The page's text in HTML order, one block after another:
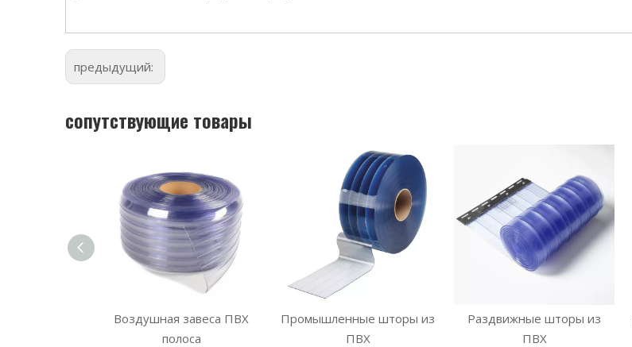
предыдущий:
сопутствующие товары
Воздушная завеса ПВХ
полоса
Промышленные шторы из
ПВХ
Раздвижные шторы из
ПВХ